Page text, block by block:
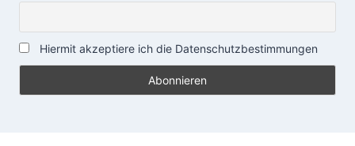
Hiermit akzeptiere ich die Datenschutzbestimmungen